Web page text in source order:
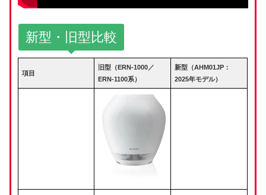
新型・旧型比較
項目
旧型（ERN-1000／
ERN-1100系）
新型（AHM01JP：
2025年モデル）